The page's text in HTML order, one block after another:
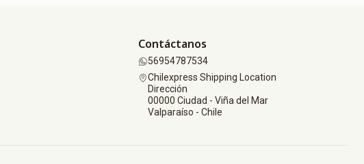
Contáctanos
56954787534
Chilexpress Shipping Location
Dirección
00000 Ciudad - Viña del Mar
Valparaíso - Chile